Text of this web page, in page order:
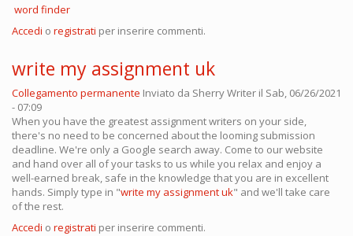
word finder
Accedi o registrati per inserire commenti.
write my assignment uk
Collegamento permanente Inviato da Sherry Writer il Sab, 06/26/2021
- 07:09
When you have the greatest assignment writers on your side,
there's no need to be concerned about the looming submission
deadline. We're only a Google search away. Come to our website
and hand over all of your tasks to us while you relax and enjoy a
well-earned break, safe in the knowledge that you are in excellent
hands. Simply type in "write my assignment uk" and we'll take care
of the rest.
Accedi o registrati per inserire commenti.